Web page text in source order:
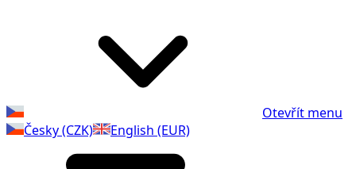
Otevřít menu
Česky (CZK)
English (EUR)